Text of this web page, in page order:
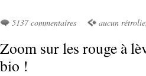
5137 commentaires aucun
Zoom sur les rouge à
bio !